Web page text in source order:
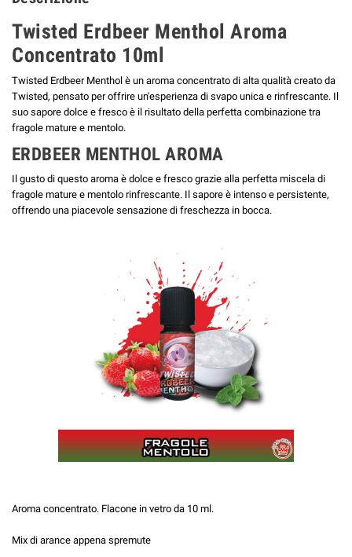
Twisted Erdbeer Menthol Aroma
Concentrato 10ml
Twisted Erdbeer Menthol è un aroma concentrato di alta qualità creato da
Twisted, pensato per offrire un'esperienza di svapo unica e rinfrescante. Il
suo sapore dolce e fresco è il risultato della perfetta combinazione tra
fragole mature e mentolo.
ERDBEER MENTHOL AROMA
Il gusto di questo aroma è dolce e fresco grazie alla perfetta miscela di
fragole mature e mentolo rinfrescante. Il sapore è intenso e persistente,
offrendo una piacevole sensazione di freschezza in bocca.
Aroma concentrato. Flacone in vetro da 10 ml.
Mix di arance appena spremute